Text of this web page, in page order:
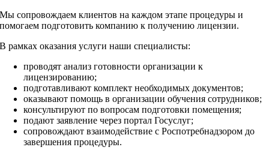
Мы сопровождаем клиентов на каждом этапе процедуры и
помогаем подготовить компанию к получению лицензии.
В рамках оказания услуги наши специалисты:
проводят анализ готовности организации к
лицензированию;
подготавливают комплект необходимых документов;
оказывают помощь в организации обучения сотрудников;
консультируют по вопросам подготовки помещения;
подают заявление через портал Госуслуг;
сопровождают взаимодействие с Роспотребнадзором до
завершения процедуры.